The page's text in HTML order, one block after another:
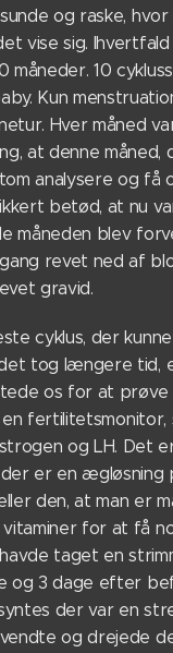
og raske,
vise sig.
måneder. 10
Kun
Hver måned
at denne måned,
analysere og få
betød, at nu
måneden blev
revet ned af
gravid.
cyklus, der
tog længere tid,
os for at prøve
og LH. Det
er en ægløsning
den, at man er
for at få
taget en
og 3 dage efter
der var en
og drejede